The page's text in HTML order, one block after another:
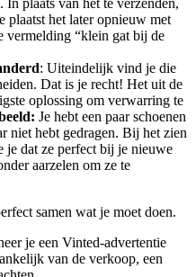
plaatst het later opnieuw met
vermelding “klein gat bij de
: Uiteindelijk vind je die
Dat is je recht! Het uit de
oplossing om verwarring te
Je hebt een paar schoenen
niet hebt gedragen. Bij het zien
je dat ze perfect bij je nieuwe
aarzelen om ze te
samen wat je moet doen.